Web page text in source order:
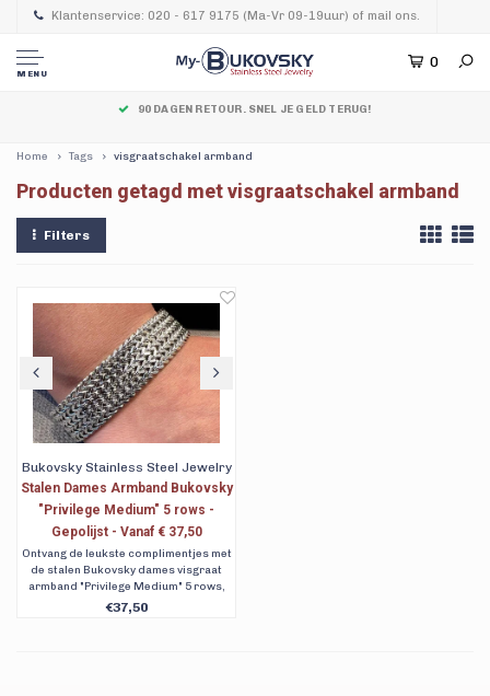
Klantenservice: 020 - 617 9175 (Ma-Vr 09-19uur) of mail ons.
MENU
0
90 DAGEN RETOUR. SNEL JE GELD TERUG!
Home Tags visgraatschakel armband
Producten getagd met visgraatschakel armband
Filters
Bukovsky Stainless Steel Jewelry
Stalen Dames Armband Bukovsky
"Privilege Medium" 5 rows -
Gepolijst - Vanaf € 37,50
Ontvang de leukste complimentjes met
de stalen Bukovsky dames visgraat
armband "Privilege Medium" 5 rows,
gepolijst. Uniek, elegant en wachtend op
€37,50